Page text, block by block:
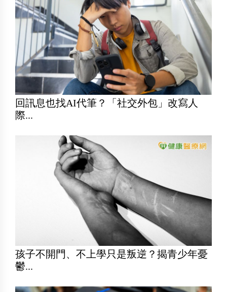
回訊息也找AI代筆？「社交外包」改寫人
際...
孩子不開門、不上學只是叛逆？揭青少年憂
鬱...